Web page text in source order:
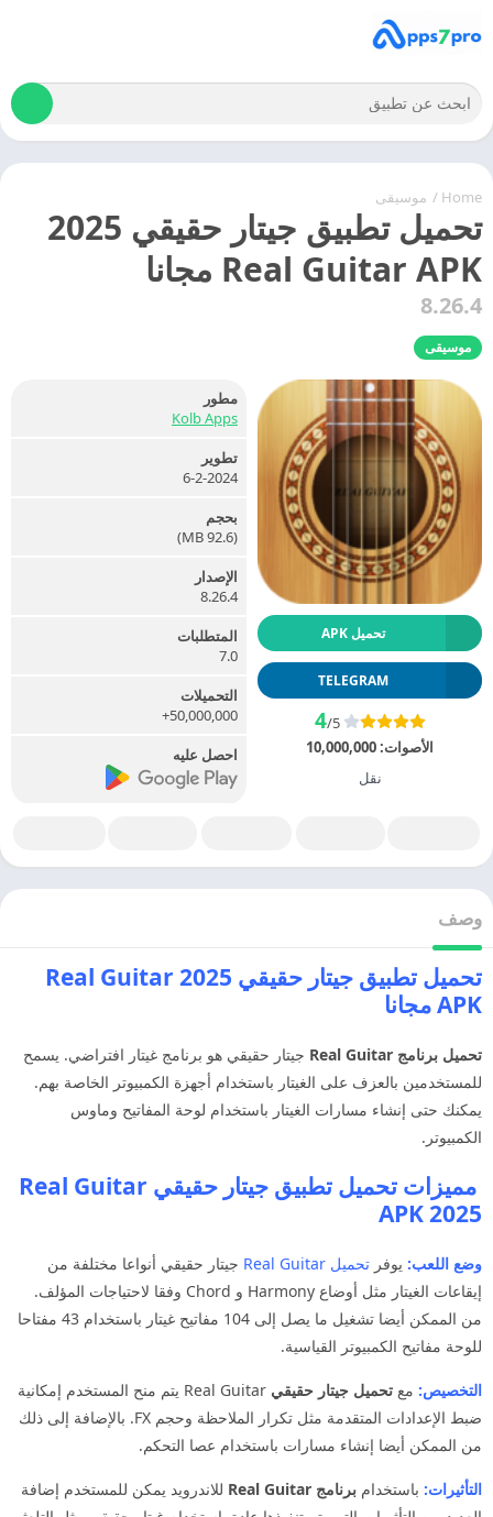
Home
/ موسيقى
تحميل تطبيق جيتار حقيقي 2025
Real Guitar APK مجانا
8.26.4
موسيقى
تحميل APK
TELEGRAM
4/5
الأصوات:10,000,000
نقل
مطور
Kolb Apps
تطوير
6-2-2024
بحجم
(92.6 MB)
الإصدار
8.26.4
المتطلبات
7.0
التحميلات
50,000,000+
احصل عليه
وصف
تحميل تطبيق جيتار حقيقي 2025 Real Guitar
APK مجانا
تحميل برنامج Real Guitar
جيتار حقيقي هو برنامج غيتار افتراضي. يسمح
للمستخدمين بالعزف على الغيتار باستخدام أجهزة الكمبيوتر الخاصة بهم.
يمكنك حتى إنشاء مسارات الغيتار باستخدام لوحة المفاتيح وماوس
الكمبيوتر.
مميزات
تحميل تطبيق جيتار حقيقي Real Guitar
APK 2025
وضع اللعب: يوفر تحميل Real Guitar
جيتار حقيقي أنواعا مختلفة من
إيقاعات الغيتار مثل أوضاع Harmony و Chord وفقا لاحتياجات المؤلف.
من الممكن أيضا تشغيل ما يصل إلى 104 مفاتيح غيتار باستخدام 43 مفتاحا
للوحة مفاتيح الكمبيوتر القياسية.
التخصيص: مع تحميل جيتار حقيقي
Real Guitar يتم منح المستخدم إمكانية
ضبط الإعدادات المتقدمة مثل تكرار الملاحظة وحجم FX. بالإضافة إلى ذلك
من الممكن أيضا إنشاء مسارات باستخدام عصا التحكم.
التأثيرات: باستخدام برنامج Real Guitar
للاندرويد يمكن للمستخدم إضافة